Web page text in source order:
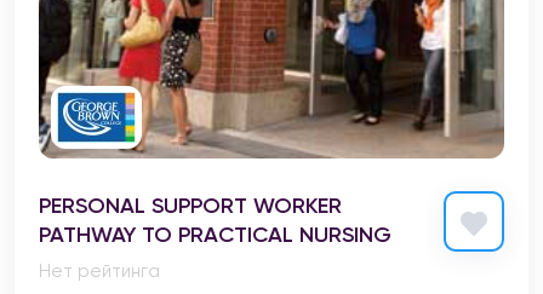
PERSONAL SUPPORT WORKER
PATHWAY TO PRACTICAL NURSING
Нет рейтинга